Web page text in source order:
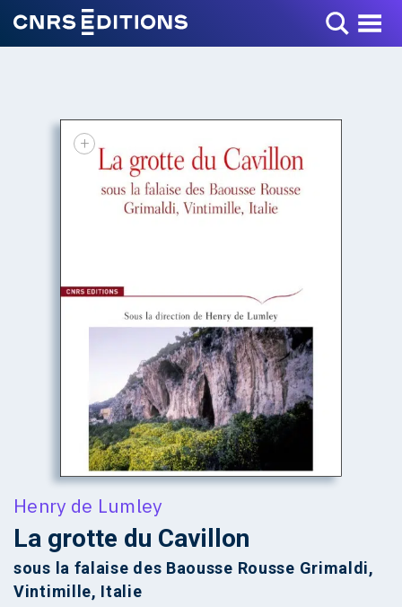
Toggle Menu
+
Henry de Lumley
La grotte du Cavillon
sous la falaise des Baousse Rousse Grimaldi,
Vintimille, Italie